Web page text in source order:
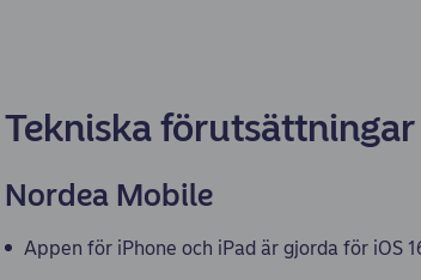
Tekniska förutsättningar
Nordea Mobile
Appen för iPhone och iPad är gjorda för iOS